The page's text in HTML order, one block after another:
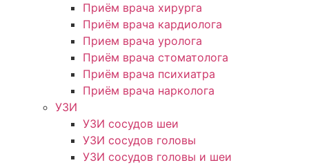
Приём врача хирурга
Приём врача кардиолога
Прием врача уролога
Приём врача стоматолога
Приём врача психиатра
Приём врача нарколога
УЗИ
УЗИ сосудов шеи
УЗИ сосудов головы
УЗИ сосудов головы и шеи